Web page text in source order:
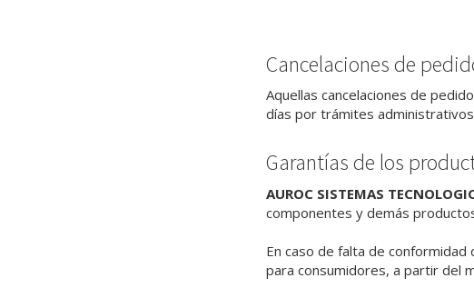
Cancelaciones de
Aquellas cancelaciones de
días por trámites
Garantías de los
AUROC SISTEMAS
componentes y demás
En caso de falta de
para consumidores, a partir del